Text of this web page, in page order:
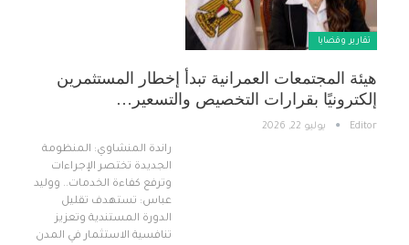
تقارير وقضايا ​
هيئة المجتمعات العمرانية تبدأ إخطار المستثمرين
إلكترونيًا بقرارات التخصيص والتسعير…
Editor يوليو 22, 2026
راندة المنشاوي: المنظومة
الجديدة تختصر الإجراءات
وترفع كفاءة الخدمات.. ووليد
عباس: تستهدف تقليل
الدورة المستندية وتعزيز
تنافسية الاستثمار في المدن